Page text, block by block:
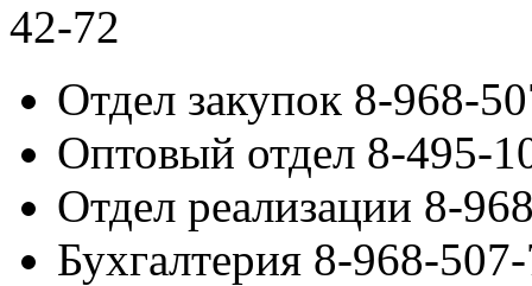
42-72
Отдел закупок 8-968-
Оптовый отдел 8-495-
Отдел реализации 8-
Бухгалтерия 8-968-